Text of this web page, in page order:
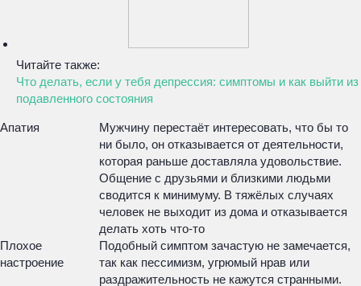
Читайте также:
Что делать, если у тебя депрессия: симптомы и как выйти из
подавленного состояния
Апатия
Мужчину перестаёт интересовать, что бы то
ни было, он отказывается от деятельности,
которая раньше доставляла удовольствие.
Общение с друзьями и близкими людьми
сводится к минимуму. В тяжёлых случаях
человек не выходит из дома и отказывается
делать хоть что-то
Плохое
настроение
Подобный симптом зачастую не замечается,
так как пессимизм, угрюмый нрав или
раздражительность не кажутся странными.